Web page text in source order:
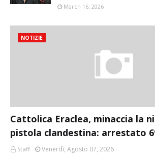
March 16, 2026
NOTIZIE
Cattolica Eraclea, minaccia la
pistola clandestina: arrestato
Staff
Venerdì, Agosto 07, 2026